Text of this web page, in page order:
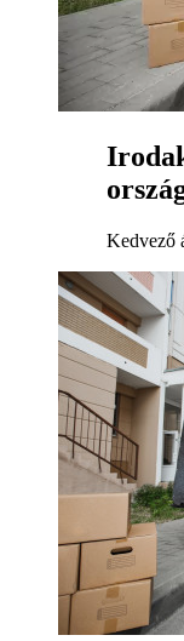
Kedvező